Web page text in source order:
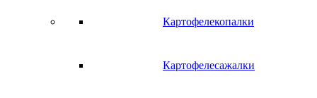
Картофелекопалки
Картофелесажалки